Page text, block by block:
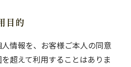
目的
情報を、お客様ご本人の同意
超えて利用することはありま